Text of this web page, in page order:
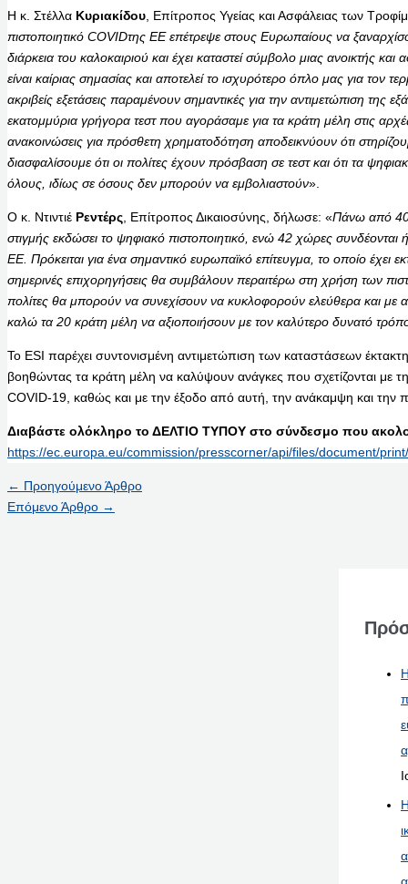
Η κ. Στέλλα Κυριακίδου , Επίτροπος Υγείας και Ασφάλειας των
πιστοποιητικό COVIDτης ΕΕ επέτρεψε στους Ευρωπαίους να
διάρκεια του καλοκαιριού και έχει καταστεί σύμβολο μιας ανοικτής
είναι καίριας σημασίας και αποτελεί το ισχυρότερο όπλο μας για τον
ακριβείς εξετάσεις παραμένουν σημαντικές για την αντιμετώπιση της
εκατομμύρια γρήγορα τεστ που αγοράσαμε για τα κράτη μέλη στις
ανακοινώσεις για πρόσθετη χρηματοδότηση αποδεικνύουν ότι
διασφαλίσουμε ότι οι πολίτες έχουν πρόσβαση σε τεστ και ότι τα
όλους, ιδίως σε όσους δεν μπορούν να εμβολιαστούν».
Ο κ. Ντιντιέ Ρεντέρς , Επίτροπος Δικαιοσύνης, δήλωσε: «Πάνω από
στιγμής εκδώσει το ψηφιακό πιστοποιητικό, ενώ 42 χώρες συνδέονται
ΕΕ. Πρόκειται για ένα σημαντικό ευρωπαϊκό επίτευγμα, το οποίο έχει
σημερινές επιχορηγήσεις θα συμβάλουν περαιτέρω στη χρήση των
πολίτες θα μπορούν να συνεχίσουν να κυκλοφορούν ελεύθερα και με
καλώ τα 20 κράτη μέλη να αξιοποιήσουν με τον καλύτερο δυνατό
Το ESI παρέχει συντονισμένη αντιμετώπιση των καταστάσεων
βοηθώντας τα κράτη μέλη να καλύψουν ανάγκες που σχετίζονται με
COVID-19, καθώς και με την έξοδο από αυτή, την ανάκαμψη και
Διαβάστε ολόκληρο το ΔΕΛΤΙΟ ΤΥΠΟΥ στο σύνδεσμο που
https://ec.europa.eu/commission/presscorner/api/files/document/
← Προηγούμενο Άρθρο
Επόμενο Άρθρο →